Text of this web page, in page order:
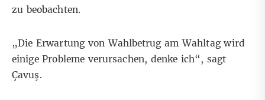
zu beobachten.
„Die Erwartung von Wahlbetrug am Wahltag wird
einige Probleme verursachen, denke ich“, sagt
Çavuş.